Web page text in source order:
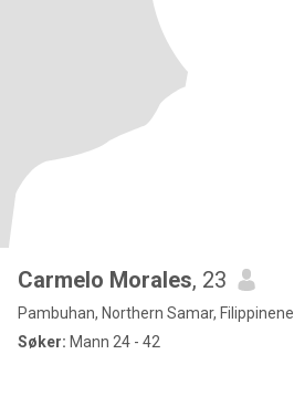
Carmelo Morales, 23
Pambuhan, Northern Samar, Filippinene
Søker: Mann 24 - 42